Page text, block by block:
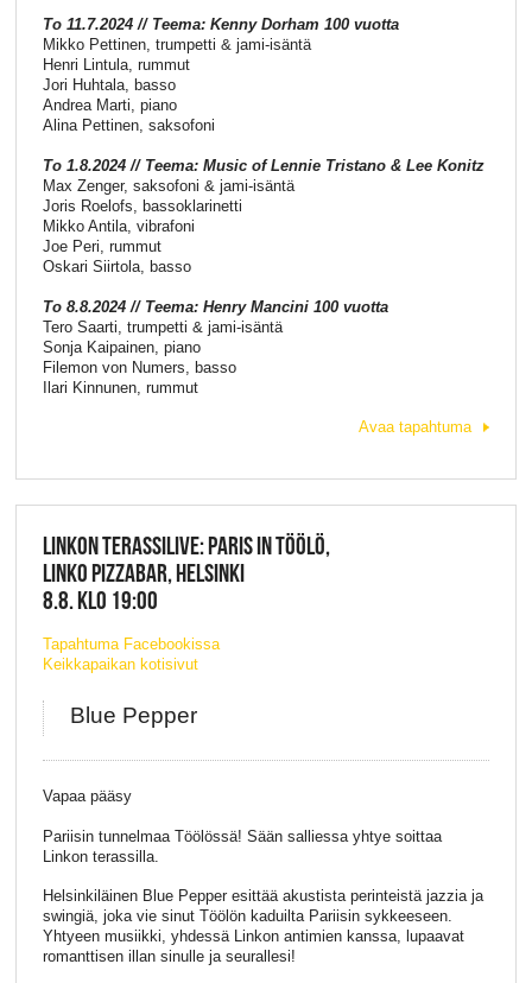
To 11.7.2024 // Teema: Kenny Dorham 100 vuotta
Mikko Pettinen, trumpetti & jami-isäntä
Henri Lintula, rummut
Jori Huhtala, basso
Andrea Marti, piano
Alina Pettinen, saksofoni
To 1.8.2024 // Teema: Music of Lennie Tristano & Lee Konitz
Max Zenger, saksofoni & jami-isäntä
Joris Roelofs, bassoklarinetti
Mikko Antila, vibrafoni
Joe Peri, rummut
Oskari Siirtola, basso
To 8.8.2024 // Teema: Henry Mancini 100 vuotta
Tero Saarti, trumpetti & jami-isäntä
Sonja Kaipainen, piano
Filemon von Numers, basso
Ilari Kinnunen, rummut
Avaa tapahtuma
LINKON TERASSILIVE: PARIS IN TÖÖLÖ,
LINKO PIZZABAR, HELSINKI
8.8. KLO 19:00
Tapahtuma Facebookissa
Keikkapaikan kotisivut
Blue Pepper
Vapaa pääsy
Pariisin tunnelmaa Töölössä! Sään salliessa yhtye soittaa
Linkon terassilla.
Helsinkiläinen Blue Pepper esittää akustista perinteistä jazzia ja
swingiä, joka vie sinut Töölön kaduilta Pariisin sykkeeseen.
Yhtyeen musiikki, yhdessä Linkon antimien kanssa, lupaavat
romanttisen illan sinulle ja seurallesi!